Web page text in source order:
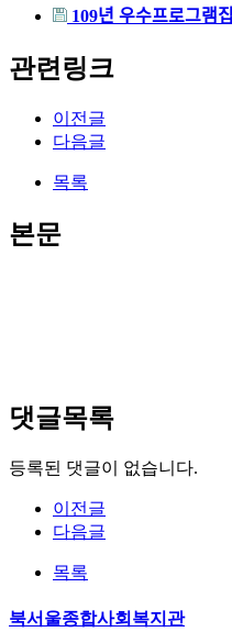
109년
관련링크
이전글
다음글
목록
본문
댓글목록
등록된 댓글이 없습니다.
이전글
다음글
목록
북서울종합사회복지관